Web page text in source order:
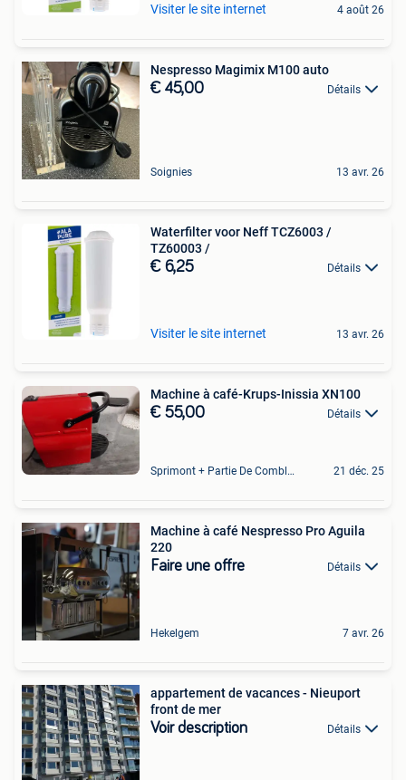
Visiter le site internet 4 août 26
Nespresso Magimix M100 auto
€ 45,00 Détails
Soignies 13 avr. 26
Waterfilter voor Neff TCZ6003 /
TZ60003 /
€ 6,25 Détails
Visiter le site internet 13 avr. 26
Machine à café-Krups-Inissia XN100
€ 55,00 Détails
Sprimont + Partie De Comblain-Au-Pont 21 déc. 25
Machine à café Nespresso Pro Aguila
220
Faire une offre Détails
Hekelgem 7 avr. 26
appartement de vacances - Nieuport
front de mer
Voir description Détails